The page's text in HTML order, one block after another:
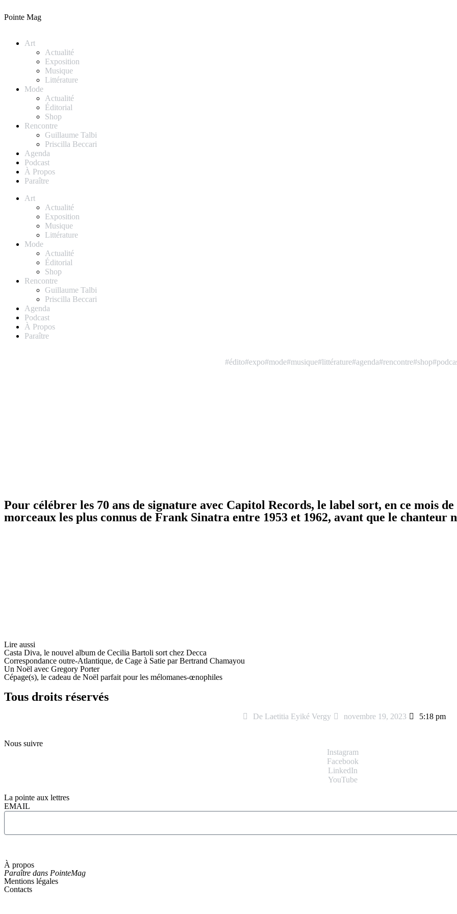
Pointe Mag
Art
Actualité
Exposition
Musique
Littérature
Mode
Actualité
Éditorial
Shop
Rencontre
Guillaume Talbi
Priscilla Beccari
Agenda
Podcast
À Propos
Paraître
Art
Actualité
Exposition
Musique
Littérature
Mode
Actualité
Éditorial
Shop
Rencontre
Guillaume Talbi
Priscilla Beccari
Agenda
Podcast
À Propos
Paraître
#édito#expo#mode#musique#littérature#agenda#rencontre#shop
Pour célébrer les 70 ans de signature avec Capitol Records, le label sort, en ce mois
morceaux les plus connus de Frank Sinatra entre 1953 et 1962, avant que le chanteur
Lire aussi
Casta Diva, le nouvel album de Cecilia Bartoli sort chez Decca
Correspondance outre-Atlantique, de Cage à Satie par Bertrand Chamayou
Un Noël avec Gregory Porter
Cépage(s), le cadeau de Noël parfait pour les mélomanes-œnophiles
Tous droits réservés
DeLaetitia Eyiké Vergy novembre 19, 2023 5:18 pm
Nous suivre
Instagram
Facebook
LinkedIn
YouTube
La pointe aux lettres
EMAIL
À propos
Paraître dans PointeMag
Mentions légales
Contacts